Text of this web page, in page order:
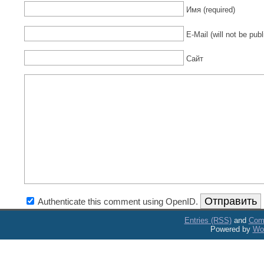
Имя (required)
E-Mail (will not be
Сайт
Authenticate this comment using OpenID.
Entries (RSS)and
Powered by